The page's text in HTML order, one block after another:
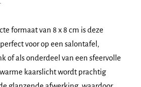
formaat van 8 x 8 cm is deze
voor op een salontafel,
of als onderdeel van een sfeervolle
kaarslicht wordt prachtig